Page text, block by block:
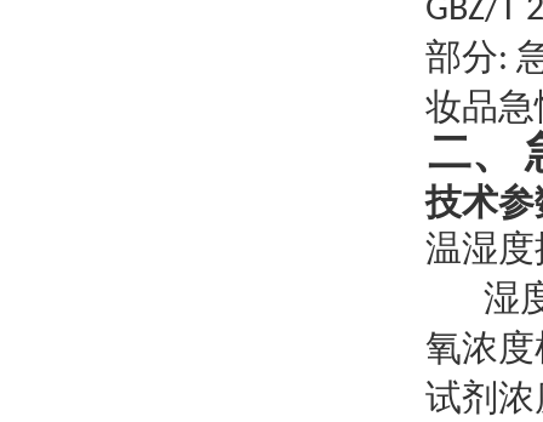
GBZ/
部分:
妆品
二、
技术
温湿
湿度
氧浓
试剂